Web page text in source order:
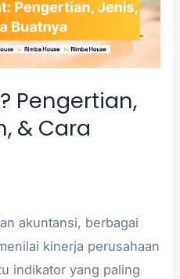
Pengertian,
& Cara
akuntansi, berbagai
kinerja perusahaan
indikator yang paling